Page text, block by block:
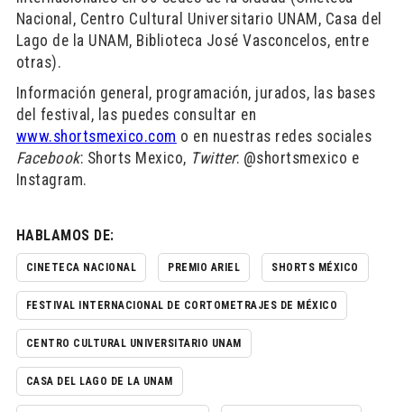
Nacional, Centro Cultural Universitario UNAM, Casa del
Lago de la UNAM, Biblioteca José Vasconcelos, entre
otras).
Información general, programación, jurados, las bases
del festival, las puedes consultar en
www.shortsmexico.com o en nuestras redes sociales
Facebook: Shorts Mexico, Twitter: @shortsmexico e
Instagram.
HABLAMOS DE:
CINETECA NACIONAL PREMIO ARIEL SHORTS MÉXICO
FESTIVAL INTERNACIONAL DE CORTOMETRAJES DE MÉXICO
CENTRO CULTURAL UNIVERSITARIO UNAM
CASA DEL LAGO DE LA UNAM